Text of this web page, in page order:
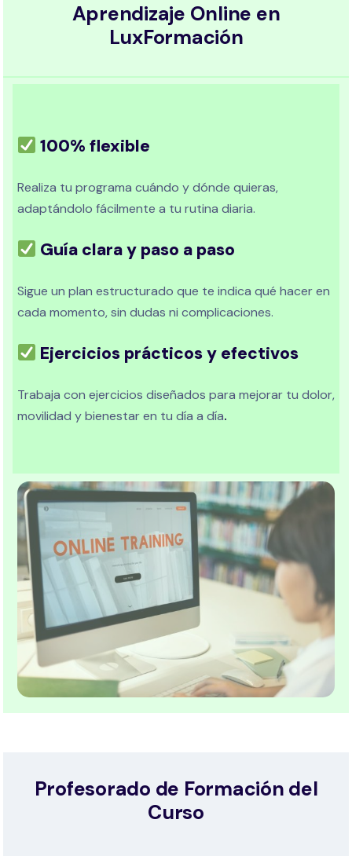
Aprendizaje Online en
LuxFormación
100% flexible
Realiza tu programa cuándo y dónde quieras,
adaptándolo fácilmente a tu rutina diaria.
Guía clara y paso a paso
Sigue un plan estructurado que te indica qué hacer en
cada momento, sin dudas ni complicaciones.
Ejercicios prácticos y efectivos
Trabaja con ejercicios diseñados para mejorar tu dolor,
movilidad y bienestar en tu día a día.
Profesorado de Formación del
Curso